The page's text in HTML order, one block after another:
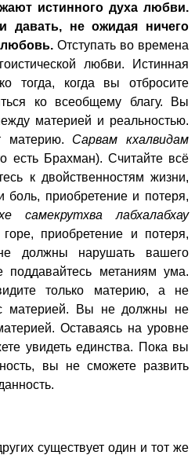
истинного духа любви.
давать, не ожидая ничего
любовь. Отступать во времена
любви. Истинная
тогда, когда вы отбросите
ко всеобщему благу. Вы
материей и реальностью.
материю. Сарвам кхалвидам
есть Брахман). Считайте всё
к двойственностям жизни,
боль, приобретение и потеря,
самекрутхва лабхалабхау
приобретение и потеря,
должны нарушать вашего
поддавайтесь метаниям ума.
только материю, а не
материей. Вы не должны не
Оставаясь на уровне
увидеть единства. Пока вы
вы не сможете развить
существует один и тот же